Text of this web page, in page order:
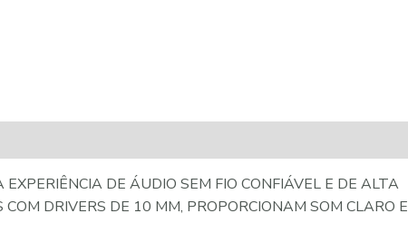
DE ÁUDIO SEM FIO CONFIÁVEL E DE ALTA
DRIVERS DE 10 MM, PROPORCIONAM SOM CLARO E